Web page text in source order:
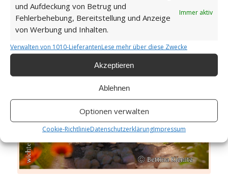
und Aufdeckung von Betrug und
Fehlerbehebung, Bereitstellung und Anzeige
von Werbung und Inhalten.
Immer aktiv
Verwalten von 1010-LieferantenLese mehr über diese Zwecke
Akzeptieren
Ablehnen
Optionen verwalten
Cookie-RichtlinieDatenschutzerklärungImpressum
Ein kühnes Beginnen